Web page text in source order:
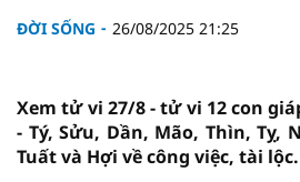
ĐỜI SỐNG 26/08/2025 21:25
Xem tử vi 27/8 - tử vi 12 con
- Tý, Sửu, Dần, Mão, Thìn, Tỵ,
Tuất và Hợi về công việc, tài lộc.